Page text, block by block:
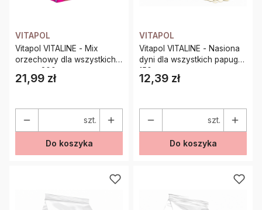
VITAPOL
Vitapol VITALINE - Mix
orzechowy dla wszystkich
papug 200g
Cena
21,99 zł
szt.
Do koszyka
VITAPOL
Vitapol VITALINE - Nasiona
dyni dla wszystkich papug
150g
Cena
12,39 zł
szt.
Do koszyka